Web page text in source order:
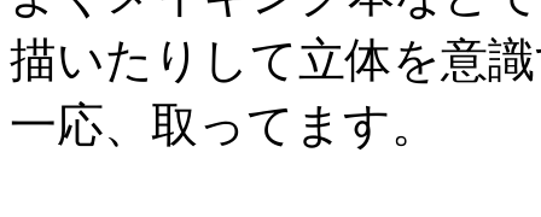
描いたりして立体を意
一応、取ってます。